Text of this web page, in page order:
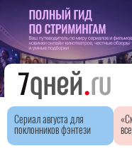
Сериал августа для
поклонников фэнтези